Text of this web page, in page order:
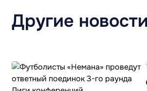
Другие